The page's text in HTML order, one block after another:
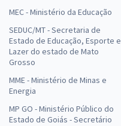
MEC - Ministério da Educação
SEDUC/MT - Secretaria de
Estado de Educação, Esporte e
Lazer do estado de Mato
Grosso
MME - Ministério de Minas e
Energia
MP GO - Ministério Público do
Estado de Goiás - Secretário